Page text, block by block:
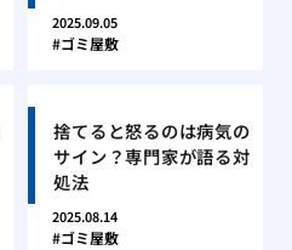
2025.09.05
ゴミ屋敷
捨てると怒るのは病気の
サイン？専門家が語る対
処法
2025.08.14
ゴミ屋敷